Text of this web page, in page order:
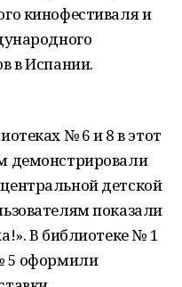
кинофестиваля и
в Испании.
№ 6 и 8 в этот
демонстрировали
детской
показали
В библиотеке № 1
5 оформили